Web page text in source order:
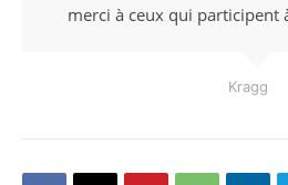
merci à ceux qui participent
Kragg